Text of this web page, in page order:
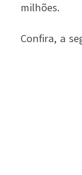
milhões.
Confira, a